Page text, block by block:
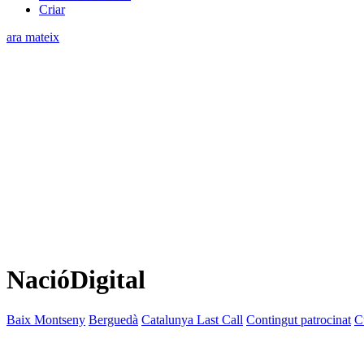
Criar
ara mateix
NacióDigital
Baix Montseny Berguedà Catalunya Last Call Contingut patrocinat